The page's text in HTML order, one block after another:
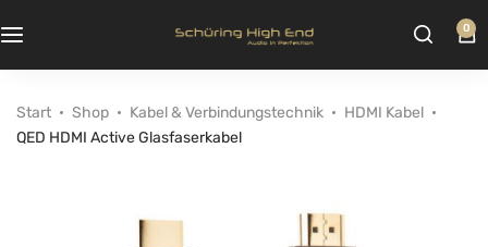
0
Start Shop Kabel & Verbindungstechnik
HDMI Kabel
QED HDMI Active Glasfaserkabel